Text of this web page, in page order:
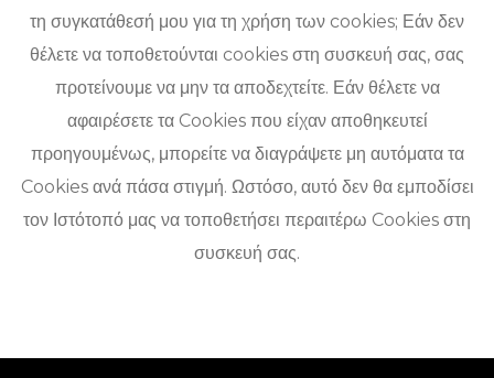
τη συγκατάθεσή μου για τη χρήση των cookies; Εάν δεν
θέλετε να τοποθετούνται cookies στη συσκευή σας, σας
προτείνουμε να μην τα αποδεχτείτε. Εάν θέλετε να
αφαιρέσετε τα Cookies που είχαν αποθηκευτεί
προηγουμένως, μπορείτε να διαγράψετε μη αυτόματα τα
Cookies ανά πάσα στιγμή. Ωστόσο, αυτό δεν θα εμποδίσει
τον Ιστότοπό μας να τοποθετήσει περαιτέρω Cookies στη
συσκευή σας.